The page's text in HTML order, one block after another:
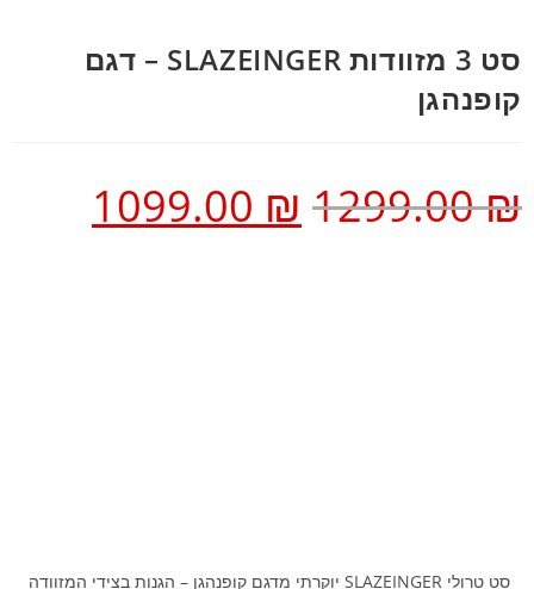
סט 3 מזוודות SLAZEINGER – דגם
קופנהגן
1299.00₪
1099.00 ₪
סט טרולי SLAZEINGER יוקרתי מדגם קופנהגן – הגנות בצידי המזוודה